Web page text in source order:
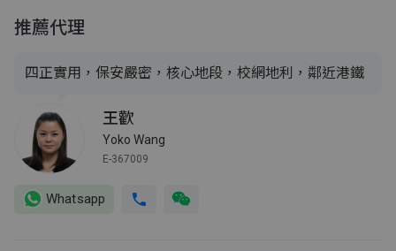
推薦代理
四正實用，保安嚴密，核心地段，校網地利，鄰近港鐵
王歡
Yoko Wang
E-367009
Whatsapp